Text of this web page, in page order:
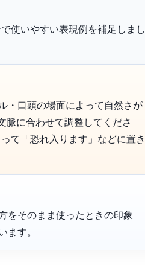
使いやすい表現例を補足しまし
・口頭の場面によって自然さが
脈に合わせて調整してくださ
て「恐れ入ります」などに置き
をそのまま使ったときの印象
す。